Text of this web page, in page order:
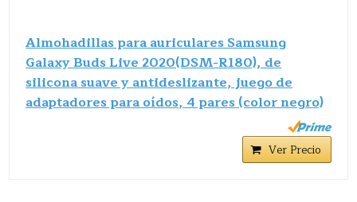
Almohadillas para auriculares Samsung
Galaxy Buds Live 2020(DSM-R180), de
silicona suave y antideslizante, juego de
adaptadores para oídos, 4 pares (color negro)
Ver Precio